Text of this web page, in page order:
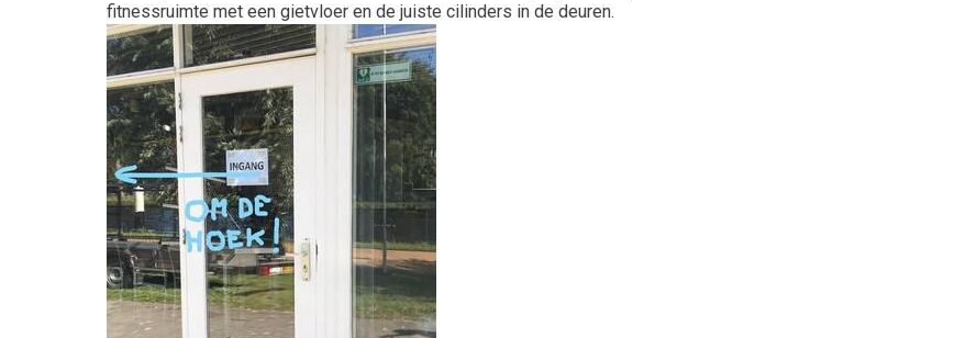
fitnessruimte met een gietvloer en de juiste cilinders in de deuren.